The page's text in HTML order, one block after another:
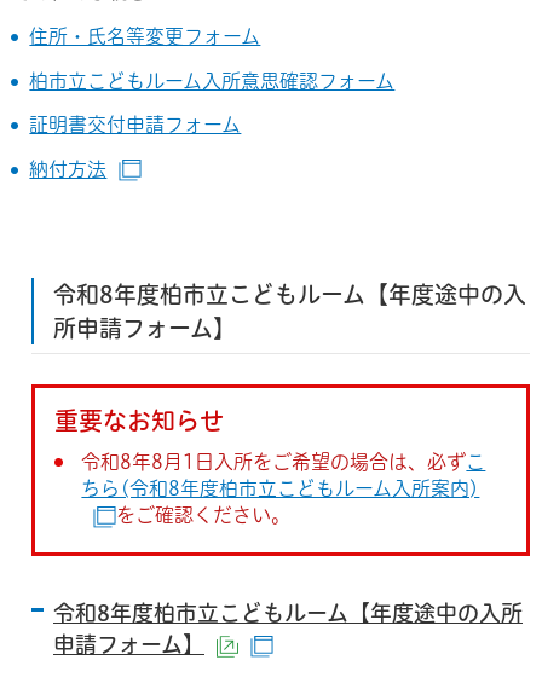
住所・氏名等変更フォーム
柏市立こどもルーム入所意思確認フォーム
証明書交付申請フォーム
納付方法
令和8年度柏市立こどもルーム【年度途中の入
所申請フォーム】
重要なお知らせ
令和8年8月1日入所をご希望の場合は、必ずこ
ちら(令和8年度柏市立こどもルーム入所案内)
（別ウインドウで開きます）
をご確認ください。
令和8年度柏市立こどもルーム【年度途中の入所
申請フォーム】
（外部サイトへリンク）